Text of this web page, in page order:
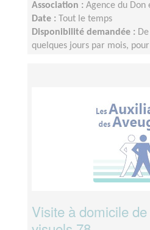
Association : Agence du Don
Date :
Tout le temps
Disponibilité demandée :
quelques jours par mois,
Visite à domicile